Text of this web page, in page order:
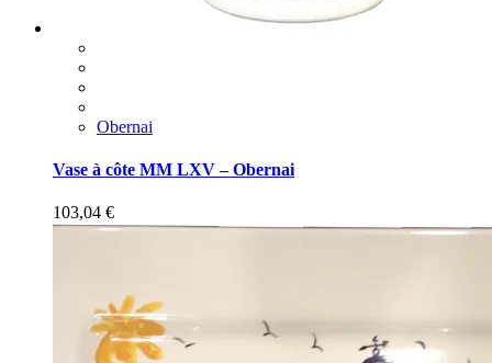
Obernai
Vase à côte MM LXV – Obernai
103,04 €